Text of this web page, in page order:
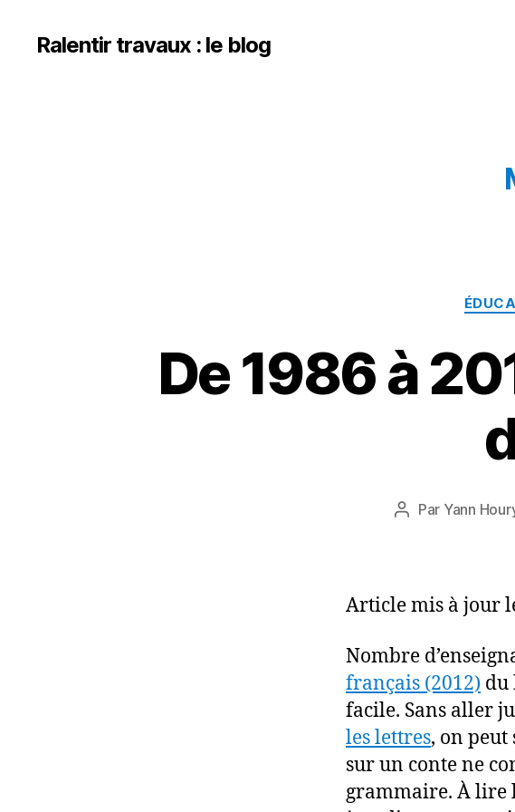
Ralentir travaux : le blog
De 1986 à
Auteur
Par Yann
Article mis à jour
Nombre
français (2012) du
facile. Sans aller
les lettres, on
sur un conte ne
grammaire. À lire